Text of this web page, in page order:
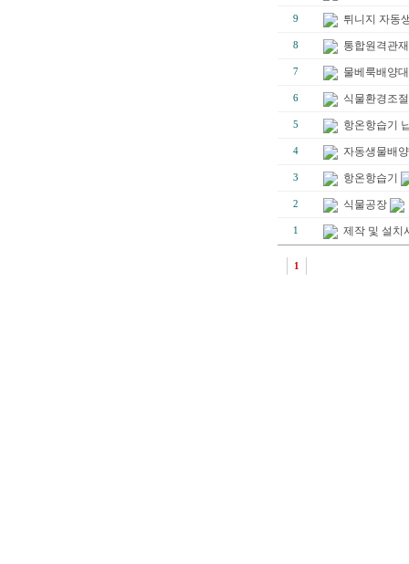
9 튀니지 자동
8 통합원격관
7 물베룩배양
6 식물환경조
5 항온항습기
4 자동생물배
3 항온항습기
2 식물공장
1 제작 및 설치
1